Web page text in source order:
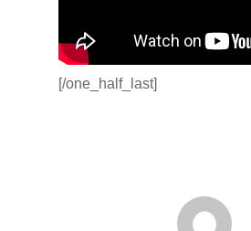
[/one_half_last]